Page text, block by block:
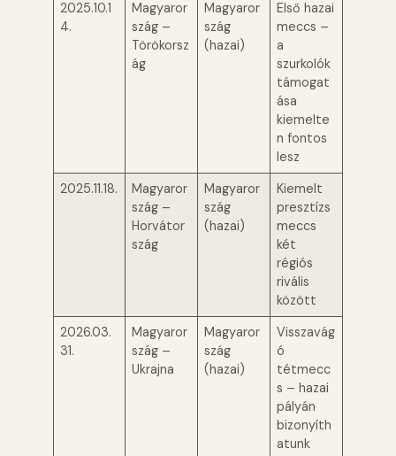
2025.10.1
4.
Magyaror
szág –
Törökorsz
ág
Magyaror
szág
(hazai)
Első hazai
meccs –
a
szurkolók
támogat
ása
kiemelte
n fontos
lesz
2025.11.18.
Magyaror
szág –
Horvátor
szág
Magyaror
szág
(hazai)
Kiemelt
presztízs
meccs
két
régiós
rivális
között
2026.03.
31.
Magyaror
szág –
Ukrajna
Magyaror
szág
(hazai)
Visszavág
ó
tétmecc
s – hazai
pályán
bizonyíth
atunk